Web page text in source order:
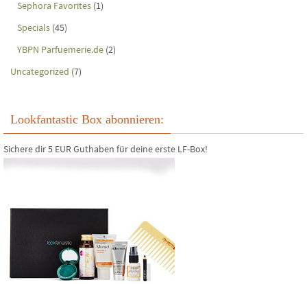
Sephora Favorites (1)
Specials (45)
YBPN Parfuemerie.de (2)
Uncategorized (7)
Lookfantastic Box abonnieren:
Sichere dir 5 EUR Guthaben für deine erste LF-Box!